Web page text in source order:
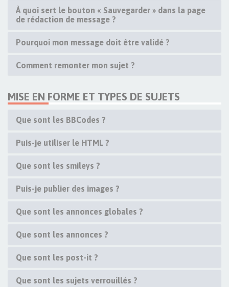
À quoi sert le bouton « Sauvegarder » dans la page
de rédaction de message ?
Pourquoi mon message doit être validé ?
Comment remonter mon sujet ?
MISE EN FORME ET TYPES DE SUJETS
Que sont les BBCodes ?
Puis-je utiliser le HTML ?
Que sont les smileys ?
Puis-je publier des images ?
Que sont les annonces globales ?
Que sont les annonces ?
Que sont les post-it ?
Que sont les sujets verrouillés ?